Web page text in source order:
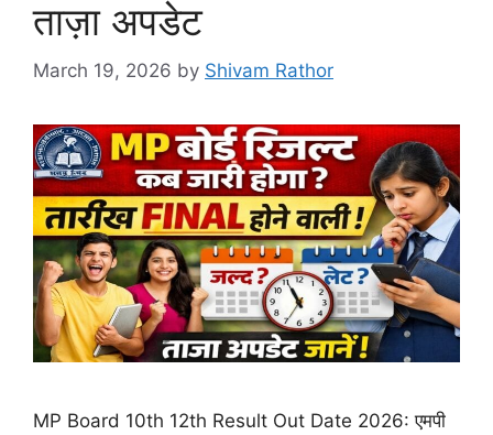
ताज़ा अपडेट
March 19, 2026 by Shivam Rathor
MP Board 10th 12th Result Out Date 2026: एमपी